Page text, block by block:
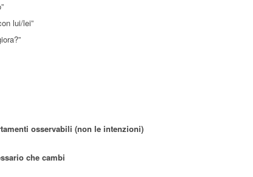
lui/lei”
osservabili (non le intenzioni)
che cambi